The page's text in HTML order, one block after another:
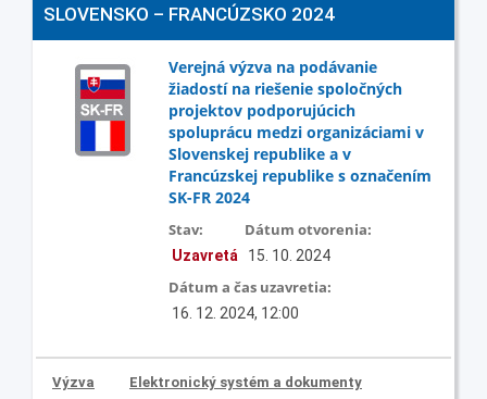
SLOVENSKO – FRANCÚZSKO 2024
Verejná výzva na podávanie
žiadostí na riešenie spoločných
projektov podporujúcich
spoluprácu medzi organizáciami v
Slovenskej republike a v
Francúzskej republike s označením
SK-FR 2024
Stav:
Uzavretá
Dátum otvorenia:
15. 10. 2024
Dátum a čas uzavretia:
16. 12. 2024, 12:00
Výzva Elektronický systém a dokumenty